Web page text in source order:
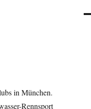
in München.
Rennsport